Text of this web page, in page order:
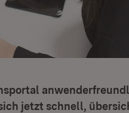
jetzt schnell,